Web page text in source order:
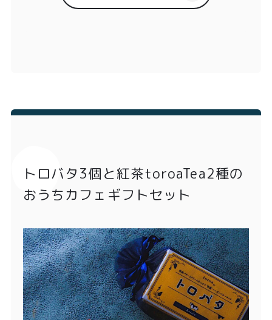
トロバタ3個と紅茶toroaTea2種の
おうちカフェギフトセット